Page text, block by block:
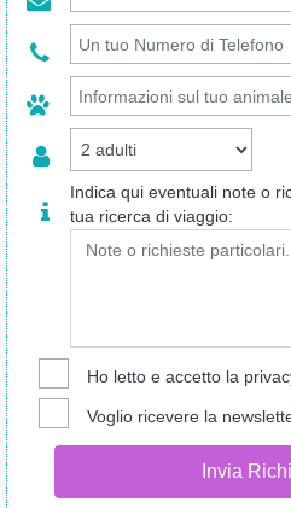
Indica qui eventuali note o
tua ricerca di viaggio:
Ho letto e accetto la
Voglio ricevere la
Invia